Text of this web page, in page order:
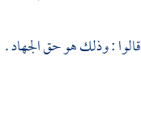
: وذلك هو حق الجهاد .